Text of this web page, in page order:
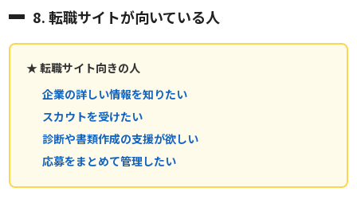
8. 転職サイトが向いている人
★ 転職サイト向きの人
企業の詳しい情報を知りたい
スカウトを受けたい
診断や書類作成の支援が欲しい
応募をまとめて管理したい